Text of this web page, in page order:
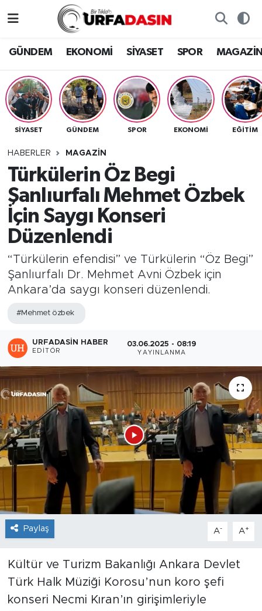
GÜNDEM EKONOMİ SİYASET SPOR
SİYASET GÜNDEM SPOR EKONOMİ EĞITIM
HABERLER MAGAZİN
Türkülerin Öz Begi
Şanlıurfalı Mehmet Özbek
İçin Saygı Konseri
Düzenlendi
“Türkülerin efendisi” ve Türkülerin “Öz Begi”
Şanlıurfalı Dr. Mehmet Avni Özbek için
Ankara’da saygı konseri düzenlendi.
#Mehmet özbek
URFADASIN HABER
EDITÖR
03.06.2025 - 08:19
YAYINLANMA
Paylaş A- A+
Kültür ve Turizm Bakanlığı Ankara Devlet
Türk Halk Müziği Korosu’nun koro şefi
konseri Necmi Kıran’ın girişimleriyle
EKONOMİ
SİYASET
SPOR
SAĞLIK
TEKNOLOJİ
OTOMOBİL
Gizlilik ve Güvenlik Politikası
İletişim
Nöbetçi Eczaneler
Hava Durumu
Namaz Vakitleri
Trafik Durumu
Süper Lig Puan Durumu ve Fikstür
Tüm Manşetler
Son Dakika Haberleri
Haber Arşivi